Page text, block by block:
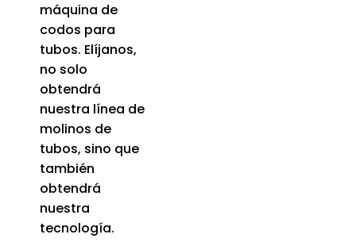
máquina de
codos para
tubos. Elíjanos,
no solo
obtendrá
nuestra línea de
molinos de
tubos, sino que
también
obtendrá
nuestra
tecnología.